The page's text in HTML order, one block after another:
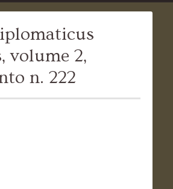
volume 2,
n. 222